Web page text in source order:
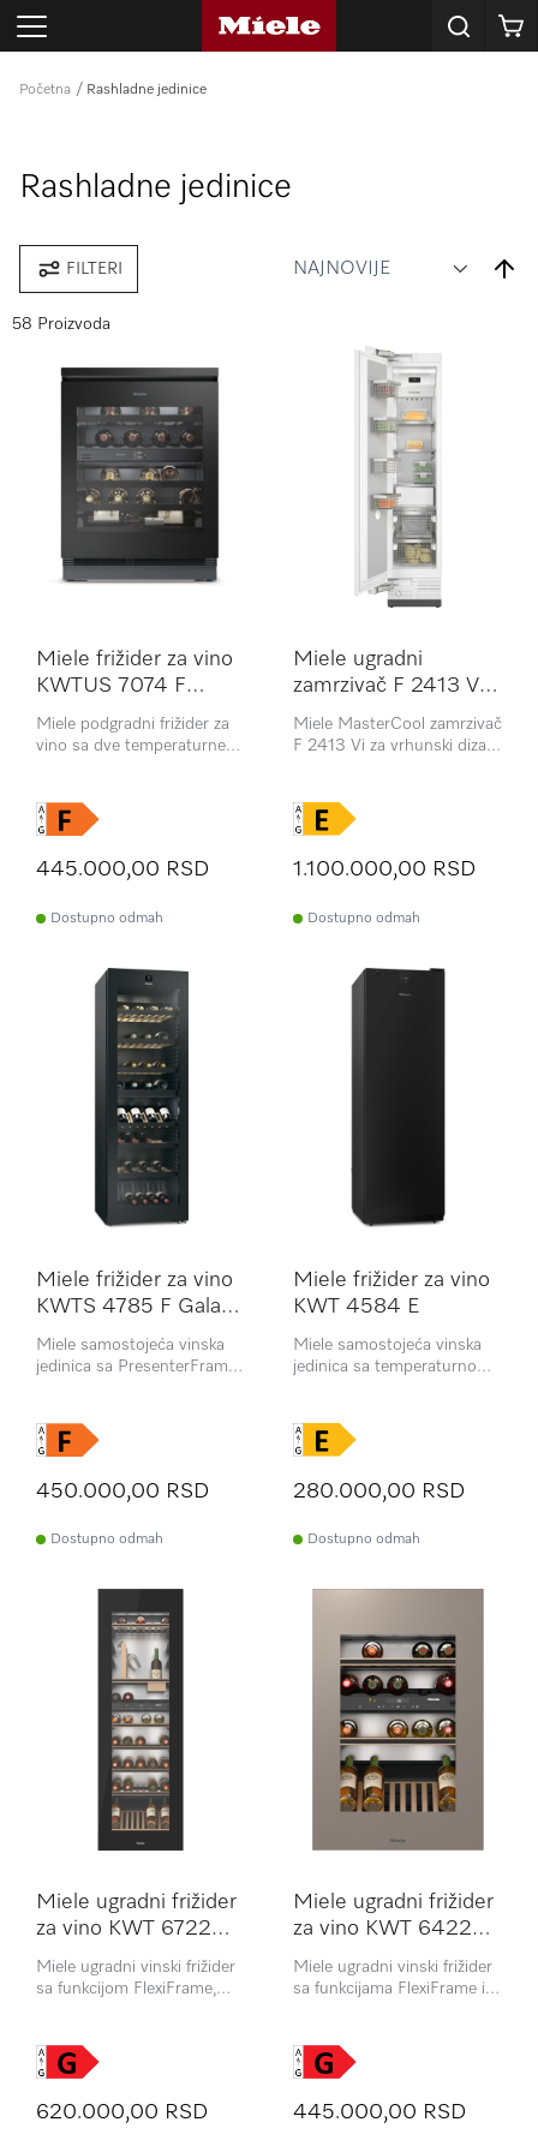
Korpa
Početna Rashladne jedinice
Rashladne jedinice
58 Proizvoda
Set
Miele frižider za vino
KWTUS 7074 F
Miele podgradni frižider za
vino sa dve temperaturne
kompaktnom dizajnu.
445.000,00 RSD
Dostupno odmah
Miele ugradni
zamrzivač F 2413 Vi
Miele MasterCool zamrzivač
F 2413 Vi za vrhunski dizajn
1.100.000,00 RSD
Dostupno odmah
Miele frižider za vino
KWTS 4785 F Gala
Ed
Miele samostojeća vinska
jedinica sa PresenterFrame,
450.000,00 RSD
Dostupno odmah
Miele frižider za vino
KWT 4584 E
Miele samostojeća vinska
jedinica sa temperaturnom
280.000,00 RSD
Dostupno odmah
Miele ugradni frižider
za vino KWT 6722
Miele ugradni vinski frižider
sa funkcijom FlexiFrame,
vina
620.000,00 RSD
Miele ugradni frižider
za vino KWT 6422
Miele ugradni vinski frižider
sa funkcijama FlexiFrame i
poznavaocima vina
445.000,00 RSD
FILTERI